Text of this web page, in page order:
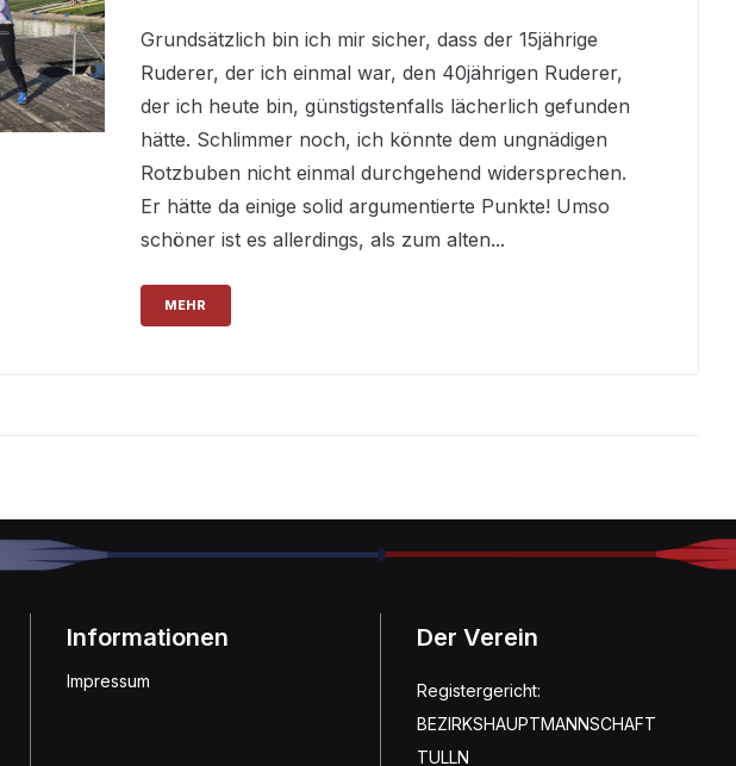
Grundsätzlich bin ich mir sicher, dass der 15jährige
Ruderer, der ich einmal war, den 40jährigen Ruderer,
der ich heute bin, günstigstenfalls lächerlich gefunden
hätte. Schlimmer noch, ich könnte dem ungnädigen
Rotzbuben nicht einmal durchgehend widersprechen.
Er hätte da einige solid argumentierte Punkte! Umso
schöner ist es allerdings, als zum alten...
MEHR
Informationen
Impressum
Der Verein
Registergericht:
BEZIRKSHAUPTMANNSCHAFT
TULLN